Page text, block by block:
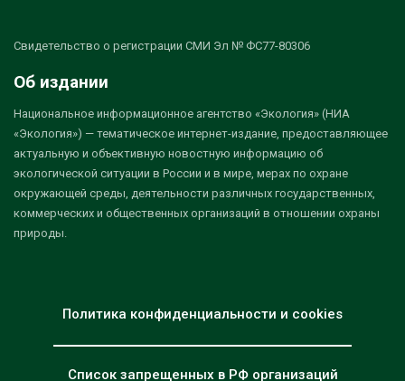
Свидетельство о регистрации СМИ Эл № ФС77-80306
Об издании
Национальное информационное агентство «Экология» (НИА
«Экология») — тематическое интернет-издание, предоставляющее
актуальную и объективную новостную информацию об
экологической ситуации в России и в мире, мерах по охране
окружающей среды, деятельности различных государственных,
коммерческих и общественных организаций в отношении охраны
природы.
Политика конфиденциальности и cookies
Список запрещенных в РФ организаций